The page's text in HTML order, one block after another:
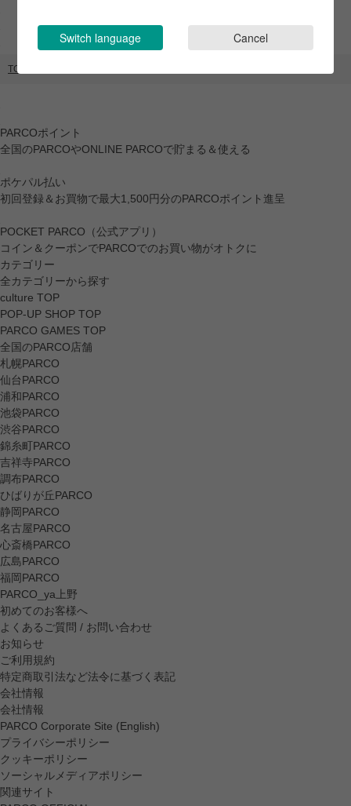
TOP
PARCOポイント
全国のPARCOやONLINE PARCOで貯まる＆使える
ポケパル払い
初回登録＆お買物で最大1,500円分のPARCOポイント進呈
POCKET PARCO（公式アプリ）
コイン＆クーポンでPARCOでのお買い物がオトクに
カテゴリー
全カテゴリーから探す
culture TOP
POP-UP SHOP TOP
PARCO GAMES TOP
全国のPARCO店舗
札幌PARCO
仙台PARCO
浦和PARCO
池袋PARCO
渋谷PARCO
錦糸町PARCO
吉祥寺PARCO
調布PARCO
ひばりが丘PARCO
静岡PARCO
名古屋PARCO
心斎橋PARCO
広島PARCO
福岡PARCO
PARCO_ya上野
初めてのお客様へ
よくあるご質問 / お問い合わせ
お知らせ
ご利用規約
特定商取引法など法令に基づく表記
会社情報
会社情報
PARCO Corporate Site (English)
プライバシーポリシー
クッキーポリシー
ソーシャルメディアポリシー
関連サイト
Switch language Cancel